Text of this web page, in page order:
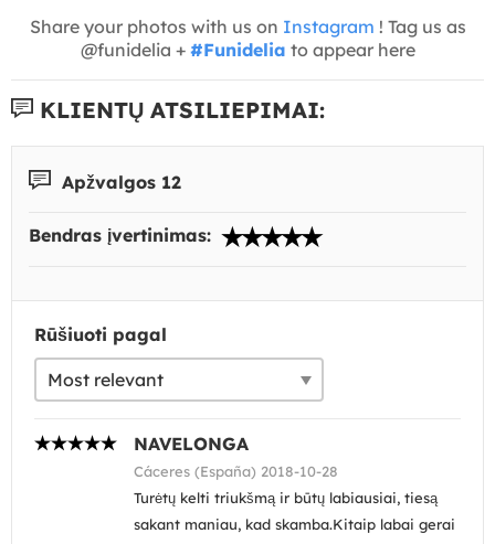
Share your photos with us on Instagram ! Tag us as
@funidelia + #Funidelia to appear here
KLIENTŲ ATSILIEPIMAI:
Apžvalgos 12
Bendras įvertinimas:
Rūšiuoti pagal
NAVELONGA
Cáceres (España) 2018-10-28
Turėtų kelti triukšmą ir būtų labiausiai, tiesą
sakant maniau, kad skamba.Kitaip labai gerai